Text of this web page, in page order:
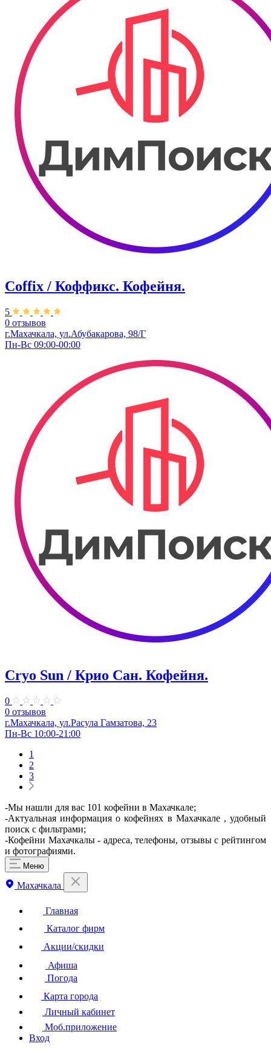
Coffix / Коффикс. Кофейня.
5
0 отзывов
г.Махачкала, ул.Абубакарова, 98/Г
Пн-Вс 09:00-00:00
Cryo Sun / Крио Сан. Кофейня.
0
0 отзывов
г.Махачкала, ул.Расула Гамзатова, 23
Пн-Вс 10:00-21:00
1
2
3
-Мы нашли для вас 101 кофейни в Махачкале;
-Актуальная информация о кофейнях в Махачкале , удобный
поиск с фильтрами;
-Кофейни Махачкалы - адреса, телефоны, отзывы с рейтингом
и фотографиями.
Меню
Махачкала
Главная
Каталог фирм
Акции/скидки
Афиша
Погода
Карта города
Личный кабинет
Моб.приложение
Вход